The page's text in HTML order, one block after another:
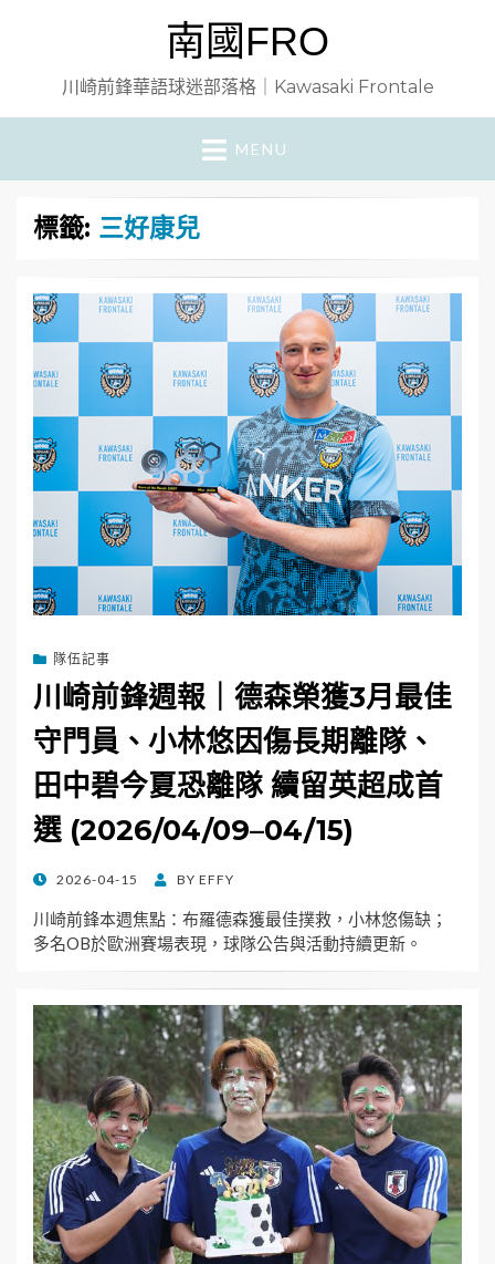
南國FRO
川崎前鋒華語球迷部落格｜Kawasaki Frontale
MENU
標籤: 三好康兒
隊伍記事
川崎前鋒週報｜德森榮獲3月最佳
守門員、小林悠因傷長期離隊、
田中碧今夏恐離隊 續留英超成首
選 (2026/04/09–04/15)
POSTED
2026-04-15 BY EFFY
川崎前鋒本週焦點：布羅德森獲最佳撲救，小林悠傷缺；
多名OB於歐洲賽場表現，球隊公告與活動持續更新。